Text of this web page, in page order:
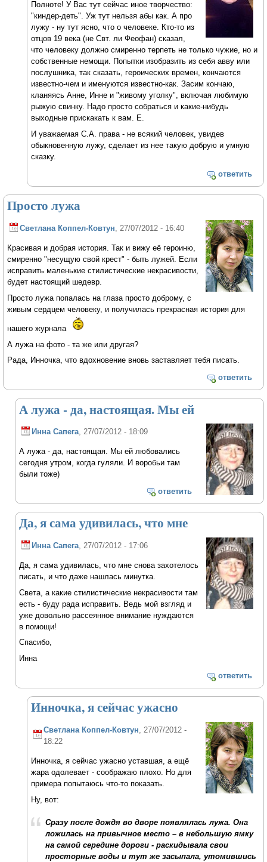
Полноте! У Вас тут сейчас иное творчество:
"киндер-деть". Уж тут нельзя абы как. А про
лужу - ну тут ясно, что о человеке. Кто-то из
отцов 19 века (не Свт. ли Феофан) сказал,
что человеку должно смиренно терпеть не только чужие, но и
собственные немощи. Попытки изобразить из себя авву или
послушника, так сказать, героических времен, кончаются
известно-чем и именуются известно-как. Засим кончаю,
кланяясь Анне, Инне и "живому уголку", включая любимую
рыжую свинку. Надо просто собраться и какие-нибудь
выходные прискакать к вам. Е.
И уважаемая С.А. права - не всякий человек, увидев
обыкновенную лужу, сделает из нее такую добрую и умную
сказку.
ответить
Просто лужа
Светлана Коппел-Ковтун, 27/07/2012 - 16:40
Красивая и добрая история. Так и вижу её героиню,
смиренно "несущую свой крест" - быть лужей. Если
исправить маленькие стилистические некрасивости,
будет настоящий шедевр.
Просто лужа попалась на глаза просто доброму, с
живым сердцем человеку, и получилась прекрасная история для
нашего журнала
А лужа на фото - та же или другая?
Рада, Инночка, что вдохновение вновь заставляет тебя писать.
ответить
А лужа - да, настоящая. Мы ей
Инна Сапега, 27/07/2012 - 18:09
А лужа - да, настоящая. Мы ей любовались
сегодня утром, когда гуляли. И воробьи там
были тоже)
ответить
Да, я сама удивилась, что мне
Инна Сапега, 27/07/2012 - 17:06
Да, я сама удивилась, что мне снова захотелось
писать, и что даже нашлась минутка.
Света, а какие стилистические некрасивости там
есть - буду рада исправить. Ведь мой взгляд и
уже довольно рассеянное внимание нуждаются
в помощи!
Спасибо,
Инна
ответить
Инночка, я сейчас ужасно
Светлана Коппел-Ковтун, 27/07/2012 -
18:22
Инночка, я сейчас ужасно уставшая, а ещё
жара одолевает - соображаю плохо. Но для
примера попытаюсь что-то показать.
Ну, вот:
Сразу после дождя во дворе появлялась лужа. Она
ложилась на привычное место – в небольшую ямку
на самой середине дороги - раскидывала свои
просторные воды и тут же засыпала, утомившись